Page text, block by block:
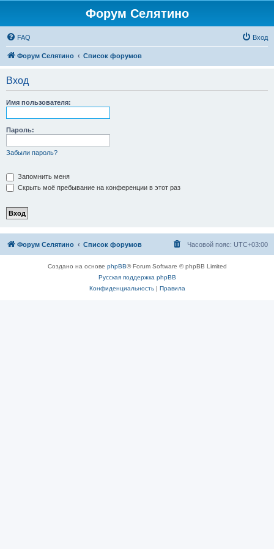
Форум Селятино
FAQ Вход
Форум Селятино Список форумов
Вход
Имя пользователя:
Пароль:
Забыли пароль?
Запомнить меня
Скрыть моё пребывание на конференции в этот раз
Форум Селятино Список форумов Часовой пояс: UTC+03:00
Создано на основе phpBB® Forum Software © phpBB Limited
Русская поддержка phpBB
Конфиденциальность| Правила